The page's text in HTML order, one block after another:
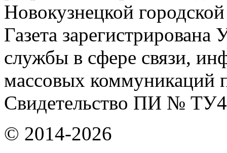
Новокузнецкой
Газета
службы в сфере связи,
массовых коммуникаций
Свидетельство ПИ №
© 2014-2026